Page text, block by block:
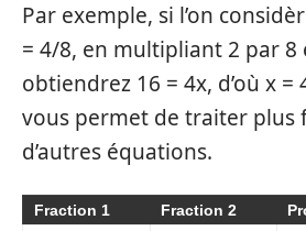
Par exemple, si l’on
= 4/8, en multipliant 2 par 8
obtiendrez 16 = 4x, d’où x =
vous permet de traiter plus
d’autres équations.
Fraction 1 Fraction 2